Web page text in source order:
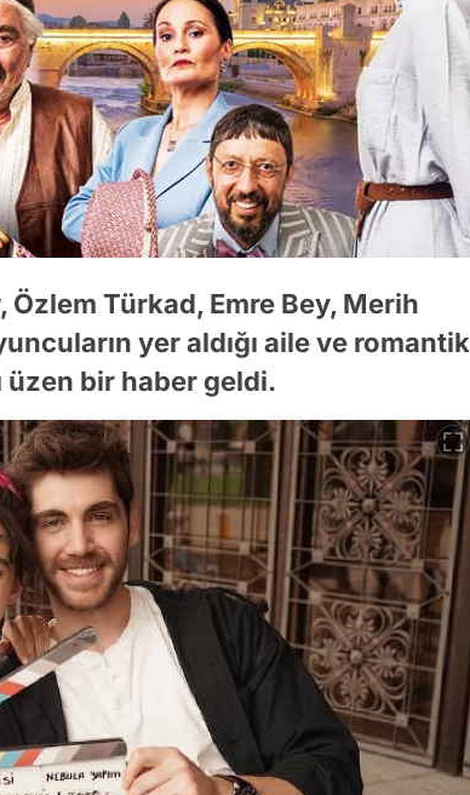
Türkad, Emre Bey, Merih
yer aldığı aile ve romantik
üzen bir haber geldi.